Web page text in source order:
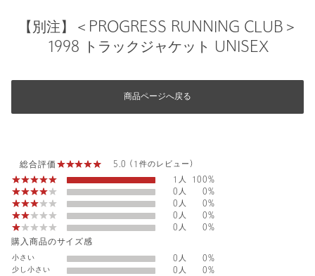
【別注】＜PROGRESS RUNNING CLUB＞
1998 トラックジャケット UNISEX
商品ページへ戻る
総合評価
5.0 (1件のレビュー)
1人
100%
0人
0%
0人
0%
0人
0%
0人
0%
購入商品のサイズ感
小さい 0人
0%
少し小さい
0人
0%